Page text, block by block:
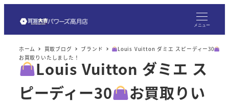
メニュー
ホーム 買取ブログ ブランド
Louis Vuitton ダミエ スピーディー30
お買取りいたしました！
Louis Vuitton ダミエ ス
ピーディー30
お買取りい